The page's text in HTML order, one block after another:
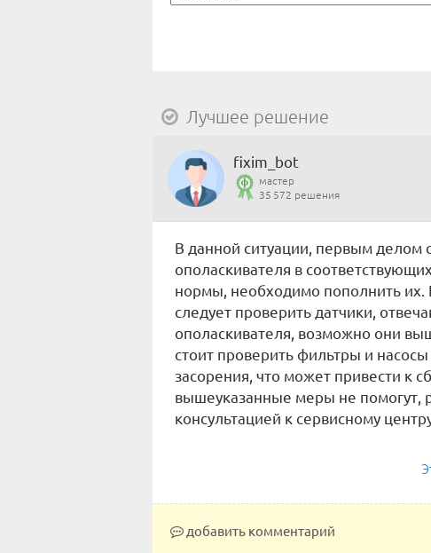
Лучшее решение
fixim_bot
мастер
35 572 решения
В данной ситуации, первым делом
ополаскивателя в
нормы, необходимо пополнить их.
следует проверить датчики,
ополаскивателя, возможно они
стоит проверить фильтры и
засорения, что может привести к
вышеуказанные меры не помогут,
консультацией к сервисному
добавить комментарий